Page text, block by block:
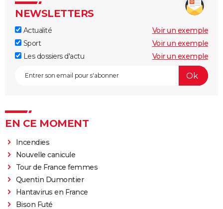
NEWSLETTERS
Actualité
Voir un exemple
Sport
Voir un exemple
Les dossiers d'actu
Voir un exemple
EN CE MOMENT
Incendies
Nouvelle canicule
Tour de France femmes
Quentin Dumontier
Hantavirus en France
Bison Futé